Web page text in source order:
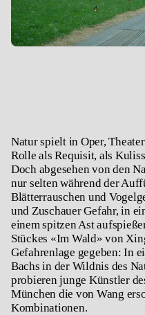
Natur spielt in Oper,
Rolle als Requisit, als
Doch abgesehen von den
nur selten während der
Blätterrauschen und
und Zuschauer Gefahr, in
einem spitzen Ast
Stückes «Im Wald» von
Gefahrenlage gegeben: In
Bachs in der Wildnis des
probieren junge Künstler
München die von Wang
Kombinationen.